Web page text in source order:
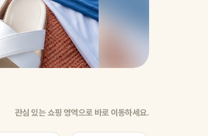
관심 있는 쇼핑 영역으로 바로 이동하세요.